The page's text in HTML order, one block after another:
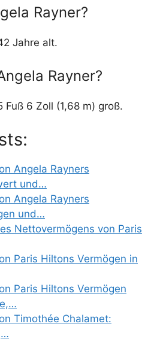
Rayner?
Jahre alt.
Rayner?
Fuß 6 Zoll (1,68 m) groß.
Angela Rayners
und…
Angela Rayners
und…
Nettovermögens von Paris
Paris Hiltons Vermögen in
Paris Hiltons Vermögen
Timothée Chalamet: